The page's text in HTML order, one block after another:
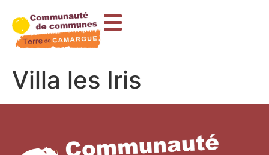
principal
Villa les Iris